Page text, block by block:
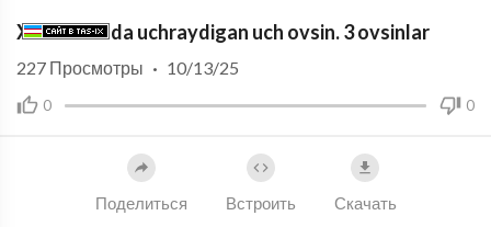
Xar bir oilada uchraydigan uch ovsin. 3 ovsinlar
0 0
227 Просмотры · 10/13/25
Поделиться Встроить Скачать